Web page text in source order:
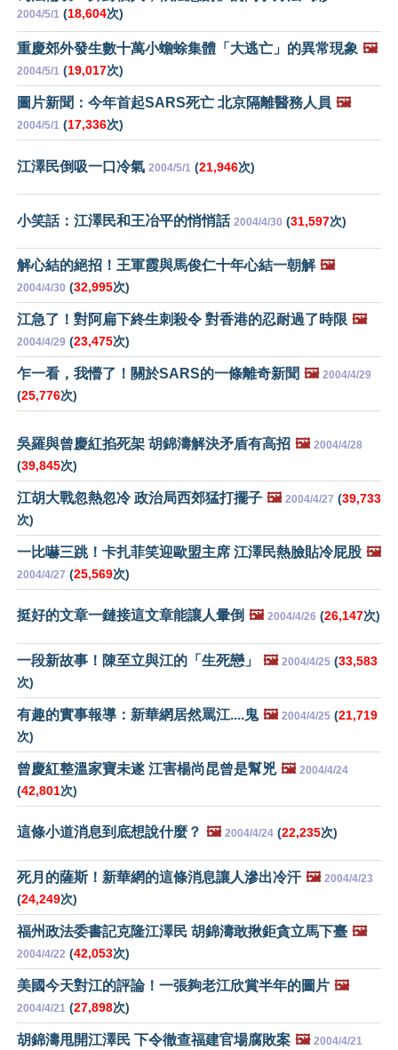
2004/5/1 (18,604次)
重慶郊外發生數十萬小蟾蜍集體「大逃亡」的異常現象 🖼️
2004/5/1 (19,017次)
圖片新聞：今年首起SARS死亡 北京隔離醫務人員 🖼️
2004/5/1 (17,336次)
江澤民倒吸一口冷氣 2004/5/1 (21,946次)
小笑話：江澤民和王冶平的悄悄話 2004/4/30 (31,597次)
解心結的絕招！王軍霞與馬俊仁十年心結一朝解 🖼️
2004/4/30 (32,995次)
江急了！對阿扁下終生刺殺令 對香港的忍耐過了時限 🖼️
2004/4/29 (23,475次)
乍一看，我懵了！關於SARS的一條離奇新聞 🖼️ 2004/4/29
(25,776次)
吳羅與曾慶紅掐死架 胡錦濤解決矛盾有高招 🖼️ 2004/4/28
(39,845次)
江胡大戰忽熱忽冷 政治局西郊猛打擺子 🖼️ 2004/4/27 (39,733
次)
一比嚇三跳！卡扎菲笑迎歐盟主席 江澤民熱臉貼冷屁股 🖼️
2004/4/27 (25,569次)
挺好的文章一鏈接這文章能讓人暈倒 🖼️ 2004/4/26 (26,147次)
一段新故事！陳至立與江的「生死戀」 🖼️ 2004/4/25 (33,583
次)
有趣的實事報導：新華網居然罵江....鬼 🖼️ 2004/4/25 (21,719
次)
曾慶紅整溫家寶未遂 江害楊尚昆曾是幫兇 🖼️ 2004/4/24
(42,801次)
這條小道消息到底想說什麼？ 🖼️ 2004/4/24 (22,235次)
死月的薩斯！新華網的這條消息讓人滲出冷汗 🖼️ 2004/4/23
(24,249次)
福州政法委書記克隆江澤民 胡錦濤敢揪鉅貪立馬下臺 🖼️
2004/4/22 (42,053次)
美國今天對江的評論！一張夠老江欣賞半年的圖片 🖼️
2004/4/21 (27,898次)
胡錦濤甩開江澤民 下令徹查福建官場腐敗案 🖼️ 2004/4/21